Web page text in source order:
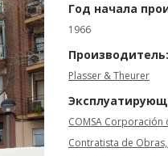
Год начала
1966
Производитель:
Plasser & Theurer
COMSA Corporación
Contratista de